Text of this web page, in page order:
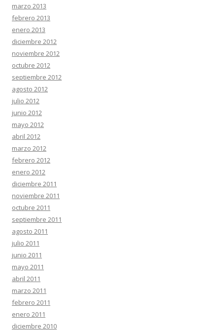
marzo 2013
febrero 2013
enero 2013
diciembre 2012
noviembre 2012
octubre 2012
septiembre 2012
agosto 2012
julio 2012
junio 2012
mayo 2012
abril 2012
marzo 2012
febrero 2012
enero 2012
diciembre 2011
noviembre 2011
octubre 2011
septiembre 2011
agosto 2011
julio 2011
junio 2011
mayo 2011
abril 2011
marzo 2011
febrero 2011
enero 2011
diciembre 2010